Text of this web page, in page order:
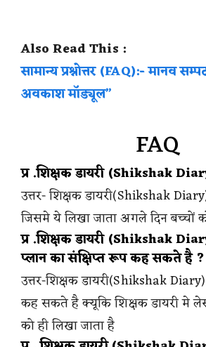
Also Read This :
सामान्य प्रश्नोत्तर (FAQ):- मानव
अवकाश मॉड्यूल”
FAQ
प्र .शिक्षक डायरी (Shikshak
उत्तर- शिक्षक डायरी(Shikshak
जिसमे ये लिखा जाता अगले दिन बच्चों
प्र .शिक्षक डायरी (Shikshak
प्लान का संक्षिप्त रूप कह सकते है ?
उत्तर-शिक्षक डायरी(Shikshak
कह सकते है क्यूकि शिक्षक डायरी मे
को ही लिखा जाता है